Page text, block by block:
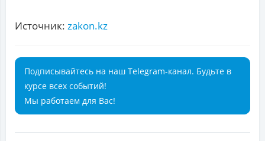
Источник: zakon.kz
Подписывайтесь на наш Telegram-канал. Будьте в
курсе всех событий!
Мы работаем для Вас!